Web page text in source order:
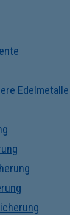
Edelmetalle